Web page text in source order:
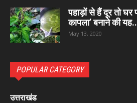
पहाड़ों से हैं दूर तो घर
कापला’ बनाने की
May 13, 2020
POPULAR CATEGORY
उत्तराखंड